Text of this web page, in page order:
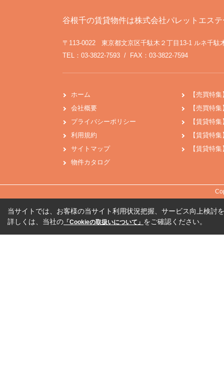
谷根千の賃貸物件は株式会社パレットエス
〒113-0022 東京都文京区千駄木２丁目13-1 ルネ千駄
TEL：03-3822-7593 / FAX：03-3822-7594
ホーム
会社概要
プライバシーポリシー
利用規約
サイトマップ
物件カタログ
【売買特
【売買特
【賃貸特
【賃貸特
【賃貸特
当サイトでは、お客様の当サイト利用状況把握、サービス向上検討
詳しくは、当社の 「Cookieの取扱いについて」 をご確認ください。